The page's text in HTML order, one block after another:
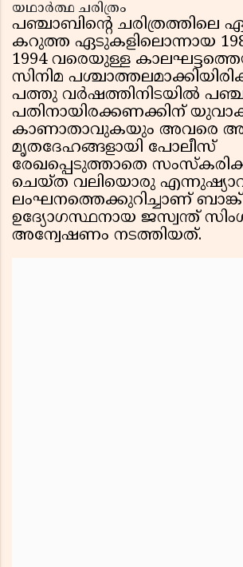
യഥാർത്ഥ ചരിത്രം
പഞ്ചാബിന്റെ ചരിത്രത്തിലെ
കറുത്ത ഏടുകളിലൊന്നായ
1994 വരെയുള്ള
സിനിമ
പത്തു വർഷത്തിനിടയിൽ
പതിനായിരക്കണക്കിന്
കാണാതാവുകയും അവരെ
മൃതദേഹങ്ങളായി പോലീസ്
രേഖപ്പെടുത്താതെ
ചെയ്ത വലിയൊരു
ലംഘനത്തെക്കുറിച്ചാണ് ബാങ്ക്
ഉദ്യോഗസ്ഥനായ ജസ്വന്ത്
അന്വേഷണം നടത്തിയത്.